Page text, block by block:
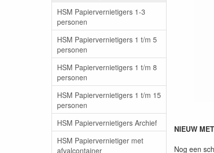
HSM Papiervernietigers 1-3
personen
HSM Papiervernietigers 1 t/m 5
personen
HSM Papiervernietigers 1 t/m 8
personen
HSM Papiervernietigers 1 t/m 15
personen
HSM Papiervernietigers Archief
HSM Papiervernietiger met
afvalcontainer
NIEUW
Nog een